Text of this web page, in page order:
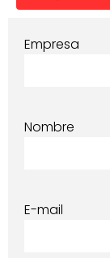
Empresa
Nombre
E-mail